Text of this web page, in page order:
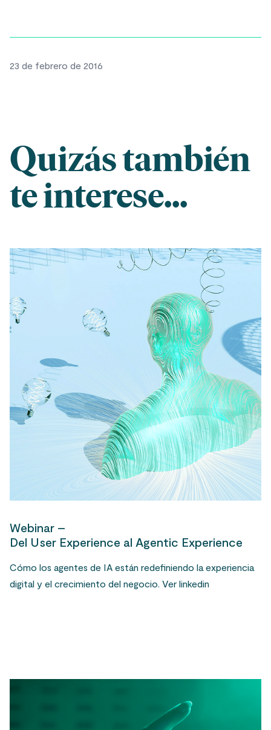
23 de febrero de 2016
Quizás también
te interese...
Webinar –
Del User Experience al Agentic Experience
Cómo los agentes de IA están redefiniendo la experiencia
digital y el crecimiento del negocio. Ver linkedin